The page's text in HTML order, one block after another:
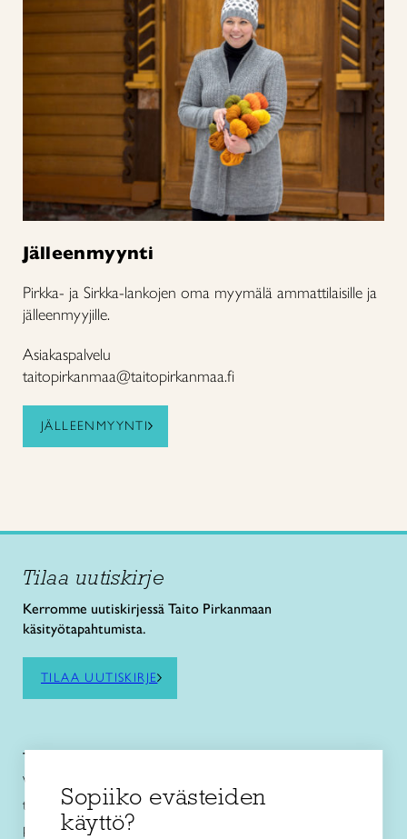
Jälleenmyynti
Pirkka- ja Sirkka-lankojen oma myymälä ammattilaisille ja
jälleenmyyjille.
Asiakaspalvelu
taitopirkanmaa@taitopirkanmaa.fi
JÄLLEENMYYNTI
Tilaa uutiskirje
Kerromme uutiskirjessä Taito Pirkanmaan
käsityötapahtumista.
TILAA UUTISKIRJE
Taito Pirkanmaa ry
Vuolteentori 2, 33100 Tampere
toimisto@taitopirkanmaa.fi
p. 050 471 0691
Sopiiko evästeiden
käyttö?